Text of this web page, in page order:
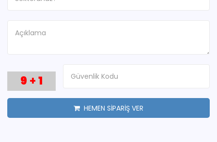
9 +1
HEMEN SİPARİŞ VER